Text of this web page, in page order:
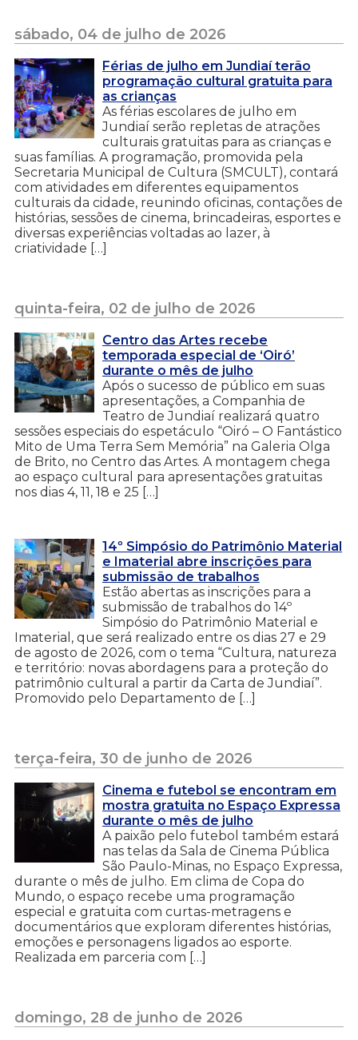
sábado, 04 de julho de 2026
Férias de julho em Jundiaí terão
programação cultural gratuita para
as crianças
As férias escolares de julho em
Jundiaí serão repletas de atrações
culturais gratuitas para as crianças e
suas famílias. A programação, promovida pela
Secretaria Municipal de Cultura (SMCULT), contará
com atividades em diferentes equipamentos
culturais da cidade, reunindo oficinas, contações de
histórias, sessões de cinema, brincadeiras, esportes e
diversas experiências voltadas ao lazer, à
criatividade […]
quinta-feira, 02 de julho de 2026
Centro das Artes recebe
temporada especial de ‘Oiró’
durante o mês de julho
Após o sucesso de público em suas
apresentações, a Companhia de
Teatro de Jundiaí realizará quatro
sessões especiais do espetáculo “Oiró – O Fantástico
Mito de Uma Terra Sem Memória” na Galeria Olga
de Brito, no Centro das Artes. A montagem chega
ao espaço cultural para apresentações gratuitas
nos dias 4, 11, 18 e 25 […]
14º Simpósio do Patrimônio Material
e Imaterial abre inscrições para
submissão de trabalhos
Estão abertas as inscrições para a
submissão de trabalhos do 14º
Simpósio do Patrimônio Material e
Imaterial, que será realizado entre os dias 27 e 29
de agosto de 2026, com o tema “Cultura, natureza
e território: novas abordagens para a proteção do
patrimônio cultural a partir da Carta de Jundiaí”.
Promovido pelo Departamento de […]
terça-feira, 30 de junho de 2026
Cinema e futebol se encontram em
mostra gratuita no Espaço Expressa
durante o mês de julho
A paixão pelo futebol também estará
nas telas da Sala de Cinema Pública
São Paulo-Minas, no Espaço Expressa,
durante o mês de julho. Em clima de Copa do
Mundo, o espaço recebe uma programação
especial e gratuita com curtas-metragens e
documentários que exploram diferentes histórias,
emoções e personagens ligados ao esporte.
Realizada em parceria com […]
domingo, 28 de junho de 2026